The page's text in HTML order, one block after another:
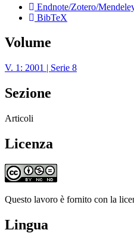
Endnote/Zotero/
BibTeX
Volume
V. 1: 2001 | Serie 8
Sezione
Articoli
Licenza
Questo lavoro è fornito con la
Lingua